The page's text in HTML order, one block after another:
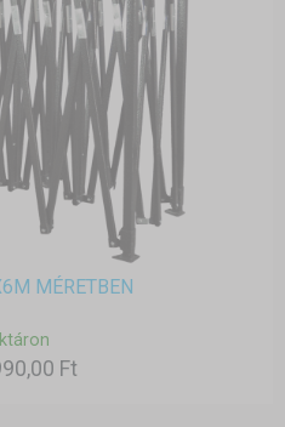
MÉRETBEN
Ft